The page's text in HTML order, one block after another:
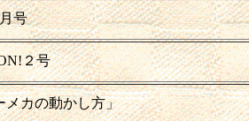
号
２号
メカの動かし方」